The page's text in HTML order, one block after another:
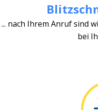
... nach Ihrem Anruf sind
bei